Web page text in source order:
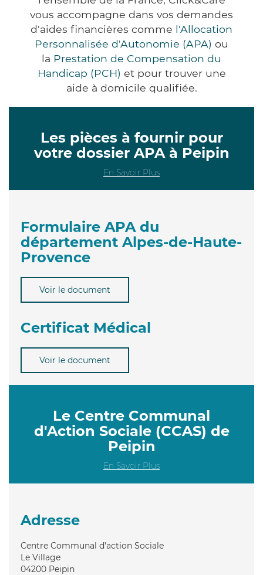
vous accompagne dans vos demandes
d'aides financières comme l'Allocation
Personnalisée d'Autonomie (APA) ou
la Prestation de Compensation du
Handicap (PCH) et pour trouver une
aide à domicile qualifiée.
Les pièces à fournir pour
votre dossier APA à Peipin
En Savoir Plus
Formulaire APA du
département Alpes-de-Haute-
Provence
Voir le document
Certificat Médical
Voir le document
Le Centre Communal
d'Action Sociale (CCAS) de
Peipin
En Savoir Plus
Adresse
Centre Communal d'action Sociale
Le Village
04200 Peipin